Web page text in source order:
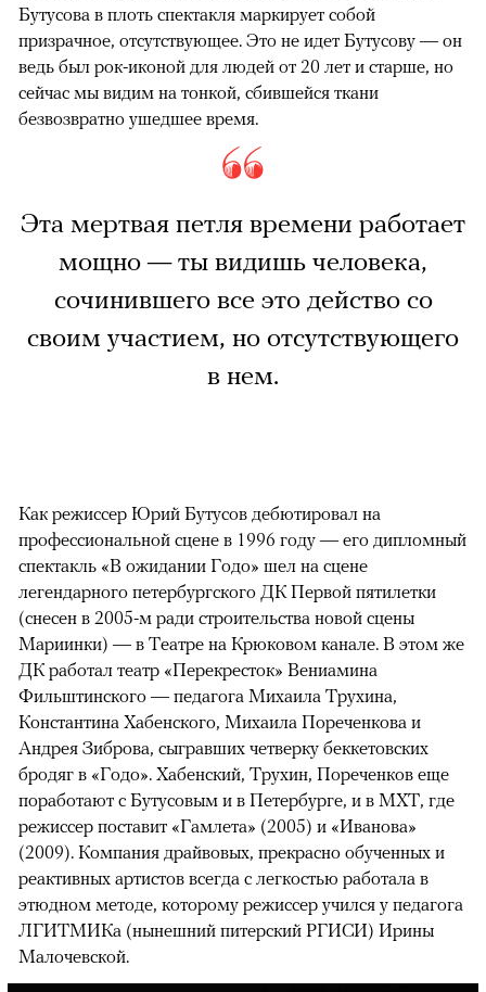
Бутусова в плоть спектакля маркирует собой
призрачное, отсутствующее. Это не идет Бутусову — он
ведь был рок-иконой для людей от 20 лет и старше, но
сейчас мы видим на тонкой, сбившейся ткани
безвозвратно ушедшее время.
Эта мертвая петля времени работает
мощно — ты видишь человека,
сочинившего все это действо со
своим участием, но отсутствующего
в нем.
Как режиссер Юрий Бутусов дебютировал на
профессиональной сцене в 1996 году — его дипломный
спектакль «В ожидании Годо» шел на сцене
легендарного петербургского ДК Первой пятилетки
(снесен в 2005-м ради строительства новой сцены
Мариинки) — в Театре на Крюковом канале. В этом же
ДК работал театр «Перекресток» Вениамина
Фильштинского — педагога Михаила Трухина,
Константина Хабенского, Михаила Пореченкова и
Андрея Зиброва, сыгравших четверку беккетовских
бродяг в «Годо». Хабенский, Трухин, Пореченков еще
поработают с Бутусовым и в Петербурге, и в МХТ, где
режиссер поставит «Гамлета» (2005) и «Иванова»
(2009). Компания драйвовых, прекрасно обученных и
реактивных артистов всегда с легкостью работала в
этюдном методе, которому режиссер учился у педагога
ЛГИТМИКа (нынешний питерский РГИСИ) Ирины
Малочевской.